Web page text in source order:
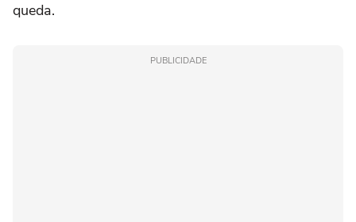
queda.
PUBLICIDADE